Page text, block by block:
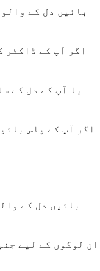
بائیں دل کے
اگر آپ کے ڈاکٹر
اگر آپ کے پاس
بائیں دل کے
ان لوگوں کے لیے